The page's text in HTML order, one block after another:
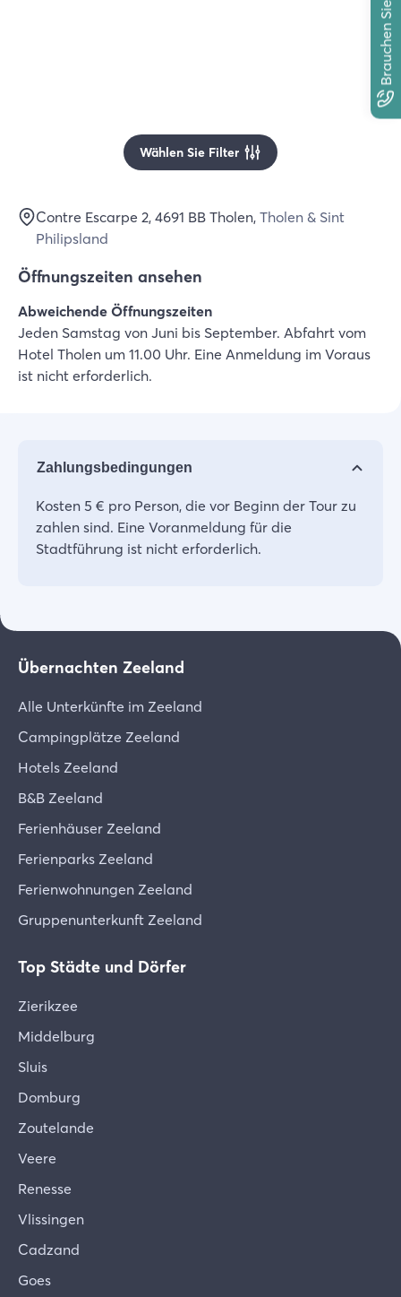
Wählen Sie Filter
Contre Escarpe 2, 4691 BB Tholen, Tholen & Sint
Philipsland
Öffnungszeiten ansehen
Abweichende Öffnungszeiten
Jeden Samstag von Juni bis September. Abfahrt vom
Hotel Tholen um 11.00 Uhr. Eine Anmeldung im Voraus
ist nicht erforderlich.
Zahlungsbedingungen
Kosten 5 € pro Person, die vor Beginn der Tour zu
zahlen sind. Eine Voranmeldung für die
Stadtführung ist nicht erforderlich.
Übernachten Zeeland
Alle Unterkünfte im Zeeland
Campingplätze Zeeland
Hotels Zeeland
B&B Zeeland
Ferienhäuser Zeeland
Ferienparks Zeeland
Ferienwohnungen Zeeland
Gruppenunterkunft Zeeland
Top Städte und Dörfer
Zierikzee
Middelburg
Sluis
Domburg
Zoutelande
Veere
Renesse
Vlissingen
Cadzand
Goes